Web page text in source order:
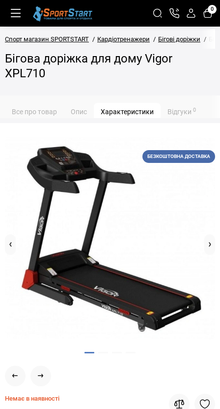
0
Спорт магазин SPORTSTART Кардіотренажери Бігові доріжки
Бігова доріжка для дому Vigor
XPL710
Все про товар Опис Характеристики Відгуки 0
БЕЗКОШТОВНА ДОСТАВКА
Немає в наявності